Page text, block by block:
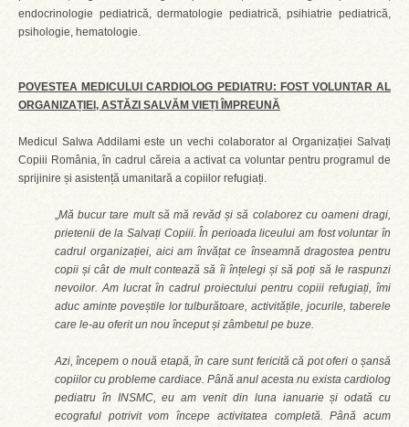
endocrinologie pediatrică, dermatologie pediatrică, psihiatrie pediatrică,
psihologie, hematologie.
POVESTEA MEDICULUI CARDIOLOG PEDIATRU: FOST VOLUNTAR AL
ORGANIZAȚIEI, ASTĂZI SALVĂM VIEȚI ÎMPREUNĂ
Medicul Salwa Addilami este un vechi colaborator al Organizației Salvați
Copiii România, în cadrul căreia a activat ca voluntar pentru programul de
sprijinire și asistență umanitară a copiilor refugiați.
„Mă bucur tare mult să mă revăd și să colaborez cu oameni dragi,
prietenii de la Salvați Copiii. În perioada liceului am fost voluntar în
cadrul organizației, aici am învățat ce înseamnă dragostea pentru
copii și cât de mult contează să îi înțelegi și să poți să le raspunzi
nevoilor. Am lucrat în cadrul proiectului pentru copiii refugiați, îmi
aduc aminte poveștile lor tulburătoare, activitățile, jocurile, taberele
care le-au oferit un nou început și zâmbetul pe buze.
Azi, începem o nouă etapă, în care sunt fericită că pot oferi o șansă
copiilor cu probleme cardiace. Până anul acesta nu exista cardiolog
pediatru în INSMC, eu am venit din luna ianuarie și odată cu
ecograful potrivit vom începe activitatea completă. Până acum